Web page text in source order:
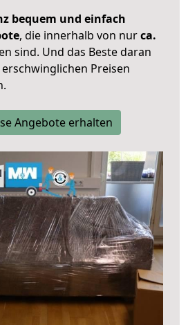
bequem und einfach
, die innerhalb von nurca.
sind. Und das Beste daran
Preisen
Angebote erhalten